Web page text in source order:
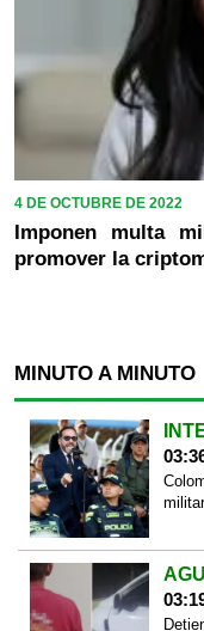
4 DE OCTUBRE DE 2022
Imponen multa
promover la
MINUTO A MINUTO